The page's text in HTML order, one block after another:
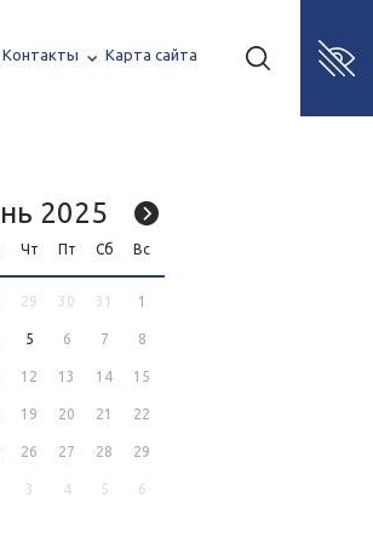
Контакты Карта сайта
2025
Чт Пт Сб Вс
29 30 31 1
5 6 7 8
12 13 14 15
19 20 21 22
26 27 28 29
3 4 5 6